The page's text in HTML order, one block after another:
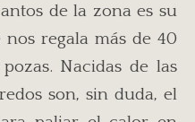
de la zona es su
regala más de 40
Nacidas de las
son, sin duda, el